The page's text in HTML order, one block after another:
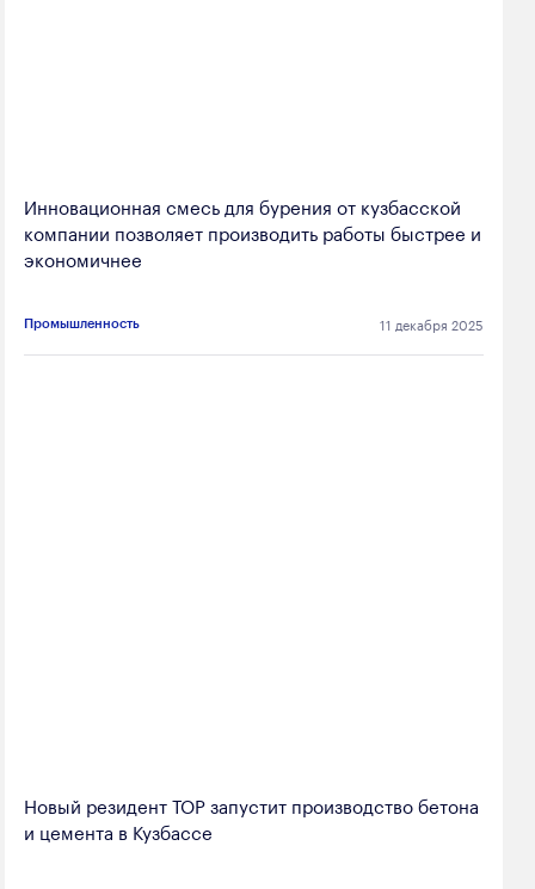
Инновационная смесь для бурения от кузбасской
компании позволяет производить работы быстрее и
экономичнее
Промышленность 11 декабря 2025
Новый резидент ТОР запустит производство бетона
и цемента в Кузбассе